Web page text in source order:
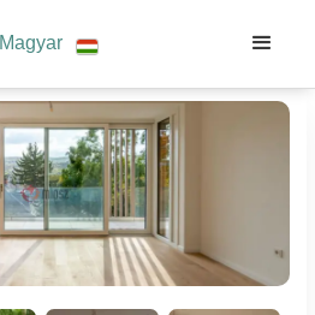
Magyar